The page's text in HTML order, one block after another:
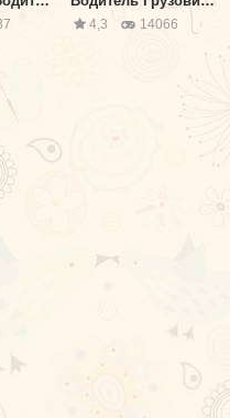
4,3 14066